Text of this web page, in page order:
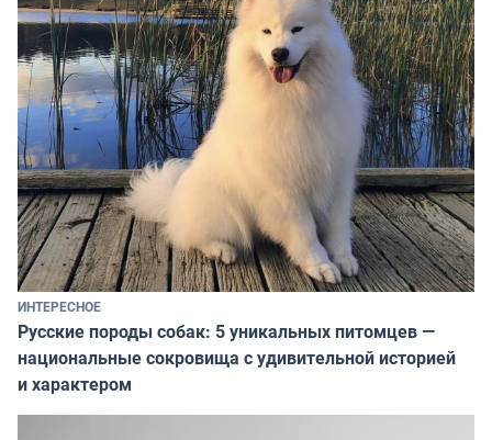
ИНТЕРЕСНОЕ
Русские породы собак: 5 уникальных питомцев —
национальные сокровища с удивительной историей
и характером